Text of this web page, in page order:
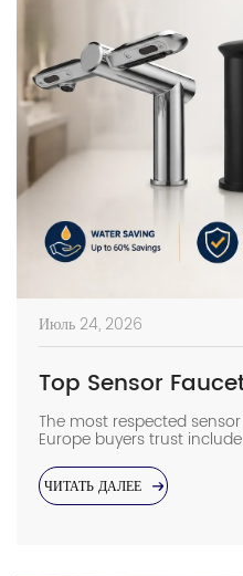
Июль 24, 2026
The most respected
Europe buyers trust
Geberit, Oras, and
OEMs such as Interhasa
alternatives for commercial
low-grade sensor faucets
ЧИТАТЬ ДАЛЕЕ